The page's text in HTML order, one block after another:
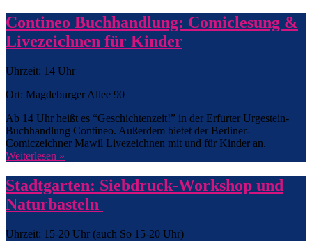
Contineo Buchhandlung: Comiclesung &
Livezeichnen für Kinder
Uhrzeit: 14 Uhr
Ort: Magdeburger Allee 90
Ab 14 Uhr heißt es “Geschichtenzeit!” in der Erfurter Urgestein-
Buchhandlung Contineo. Außerdem bietet der Berliner-
Comiczeichner Mawil Livezeichnen mit und für Kinder an.
Weiterlesen »
Stadtgarten: Siebdruck-Workshop und
Naturbasteln
Uhrzeit: 15-20 Uhr (auch So 15-20 Uhr)